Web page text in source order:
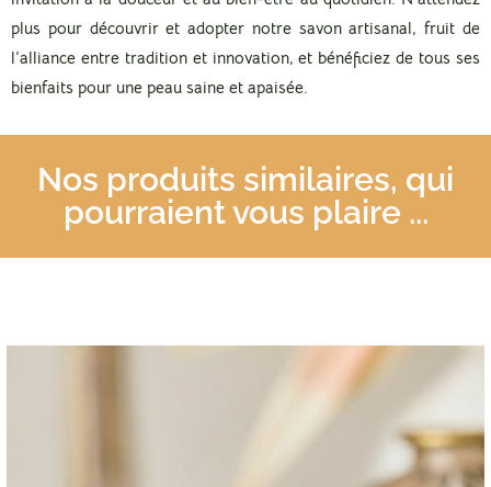
plus pour découvrir et adopter notre savon artisanal, fruit de
l’alliance entre tradition et innovation, et bénéficiez de tous ses
bienfaits pour une peau saine et apaisée.
Nos produits similaires, qui
pourraient vous plaire ...